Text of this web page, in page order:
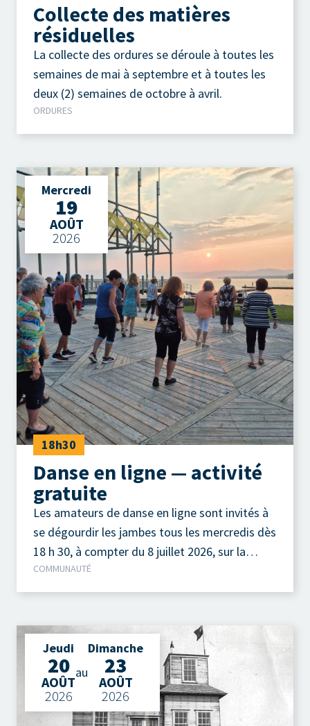
Collecte des matières
résiduelles
La collecte des ordures se déroule à toutes les
semaines de mai à septembre et à toutes les
deux (2) semaines de octobre à avril.
ORDURES
Mercredi
19
AOÛT
2026
18h30
Danse en ligne — activité
gratuite
Les amateurs de danse en ligne sont invités à
se dégourdir les jambes tous les mercredis dès
18 h 30, à compter du 8 juillet 2026, sur la
terrasse extérieure du Camp à Jos, au parc de
la Pointe-Taylor !
COMMUNAUTÉ
Jeudi
20
AOÛT
2026
Dimanche
23
AOÛT
2026
au